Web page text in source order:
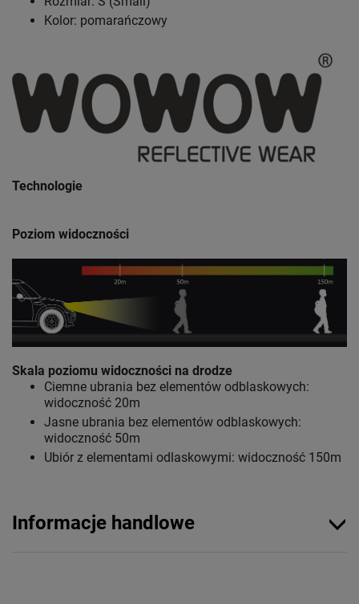
Kolor: pomarańczowy
Technologie
Poziom widoczności
Skala poziomu widoczności na drodze
Ciemne ubrania bez elementów odblaskowych:
widoczność 20m
Jasne ubrania bez elementów odblaskowych:
widoczność 50m
Ubiór z elementami odlaskowymi: widoczność 150m
Informacje handlowe